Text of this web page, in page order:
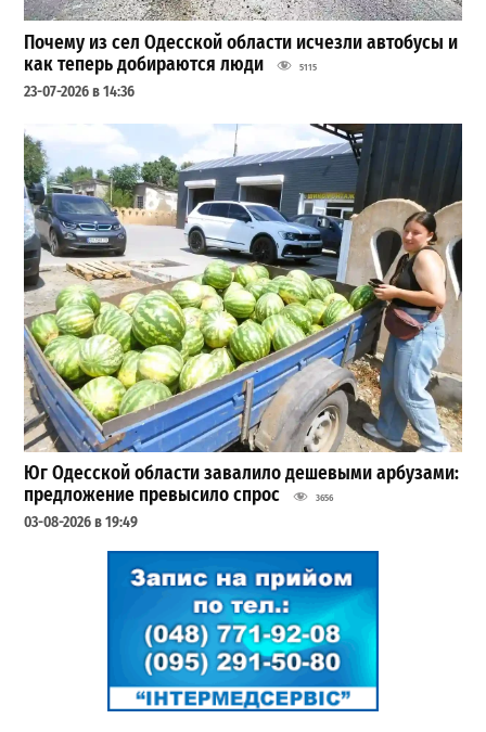
Почему из сел Одесской области исчезли автобусы и
как теперь добираются люди
5115
23-07-2026 в 14:36
Юг Одесской области завалило дешевыми арбузами:
предложение превысило спрос
3656
03-08-2026 в 19:49